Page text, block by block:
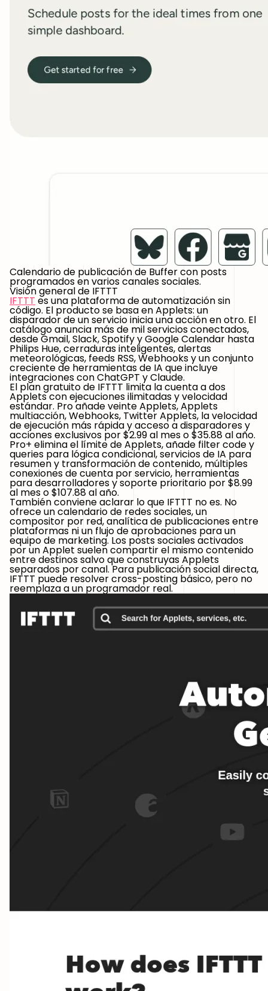
Calendario de publicación de Buffer con posts
programados en varios canales sociales.
Visión general de IFTTT
IFTTT es una plataforma de automatización sin
código. El producto se basa en Applets: un
disparador de un servicio inicia una acción en otro. El
catálogo anuncia más de mil servicios conectados,
desde Gmail, Slack, Spotify y Google Calendar hasta
Philips Hue, cerraduras inteligentes, alertas
meteorológicas, feeds RSS, Webhooks y un conjunto
creciente de herramientas de IA que incluye
integraciones con ChatGPT y Claude.
El plan gratuito de IFTTT limita la cuenta a dos
Applets con ejecuciones ilimitadas y velocidad
estándar. Pro añade veinte Applets, Applets
multiacción, Webhooks, Twitter Applets, la velocidad
de ejecución más rápida y acceso a disparadores y
acciones exclusivos por $2.99 al mes o $35.88 al año.
Pro+ elimina el límite de Applets, añade filter code y
queries para lógica condicional, servicios de IA para
resumen y transformación de contenido, múltiples
conexiones de cuenta por servicio, herramientas
para desarrolladores y soporte prioritario por $8.99
al mes o $107.88 al año.
También conviene aclarar lo que IFTTT no es. No
ofrece un calendario de redes sociales, un
compositor por red, analítica de publicaciones entre
plataformas ni un flujo de aprobaciones para un
equipo de marketing. Los posts sociales activados
por un Applet suelen compartir el mismo contenido
entre destinos salvo que construyas Applets
separados por canal. Para publicación social directa,
IFTTT puede resolver cross-posting básico, pero no
reemplaza a un programador real.